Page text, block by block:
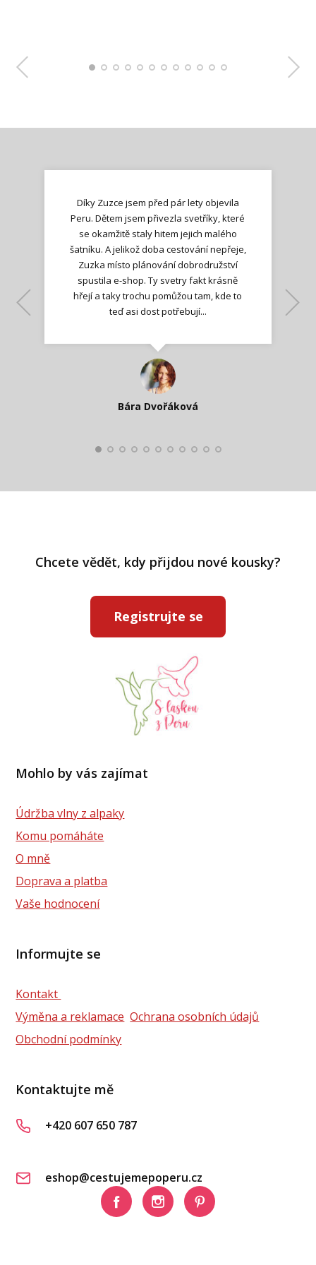
Díky Zuzce jsem před pár lety objevila
Peru. Dětem jsem přivezla svetříky, které
se okamžitě staly hitem jejich malého
šatníku. A jelikož doba cestování nepřeje,
Zuzka místo plánování dobrodružství
spustila e-shop. Ty svetry fakt krásně
hřejí a taky trochu pomůžou tam, kde to
teď asi dost potřebují...
Bára Dvořáková
Jana T.
Kateřina Veleta Štěpánová
Ilona M.
Lenka K.
Nadšená zpráva
Katka Perháčová
Smolková
Lenka K.
Chcete vědět, kdy přijdou nové kousky?
Registrujte se
Mohlo by vás zajímat
Údržba vlny z alpaky
Komu pomáháte
O mně
Doprava a platba
Vaše hodnocení
Informujte se
Kontakt
Výměna a reklamace Ochrana osobních údajů
Obchodní podmínky
Kontaktujte mě
+420 607 650 787
eshop@cestujemepoperu.cz